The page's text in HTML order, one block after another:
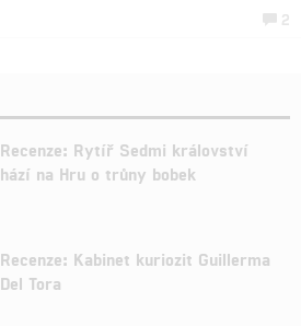
2
Recenze: Rytíř Sedmi království
hází na Hru o trůny bobek
Recenze: Kabinet kuriozit Guillerma
Del Tora